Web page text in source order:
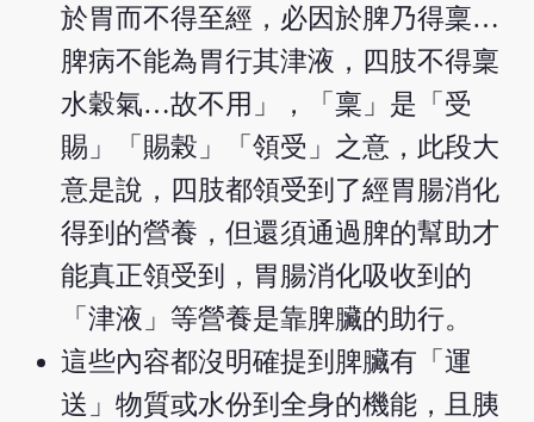
於胃而不得至經，必因於脾乃得稟…
脾病不能為胃行其津液，四肢不得稟
水穀氣…故不用」，「稟」是「受
賜」「賜榖」「領受」之意，此段大
意是說，四肢都領受到了經胃腸消化
得到的營養，但還須通過脾的幫助才
能真正領受到，胃腸消化吸收到的
「津液」等營養是靠脾臟的助行。
這些內容都沒明確提到脾臟有「運
送」物質或水份到全身的機能，且胰